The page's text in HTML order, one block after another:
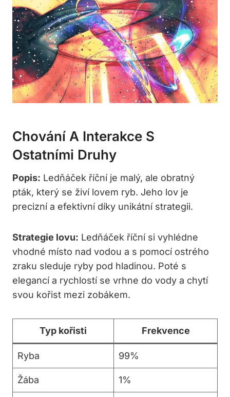
Chování A Interakce S
Ostatními Druhy
Popis: Ledňáček říční je malý, ale obratný
pták, který se živí lovem ryb. Jeho lov je
precizní a efektivní díky unikátní strategii.
Strategie lovu: Ledňáček říční si vyhlédne
vhodné místo nad vodou a s pomocí ostrého
zraku sleduje ryby pod hladinou. Poté s
elegancí a rychlostí se vrhne do vody a chytí
svou kořist mezi zobákem.
Typ kořisti Frekvence
Ryba 99%
Žába 1%